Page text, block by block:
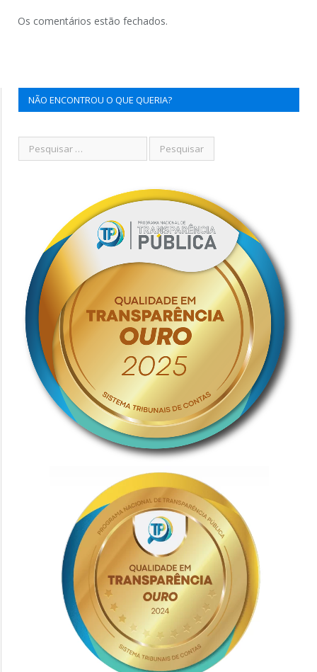
Os comentários estão fechados.
NÃO ENCONTROU O QUE QUERIA?